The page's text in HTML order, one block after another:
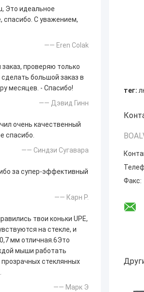
Это идеальное
спасибо. С уважением,
—— Eren Colak
заказ, проверяю только
большой заказ в
месяцев. - Спасибо!
—— Дэвид Гинн
очень качественный
спасибо.
—— Синдзи Сугавара
за супер-эффективный
—— Карн Р.
твои коньки UPE,
на стекле, и
мм отличная.6Это
мыши работать
стеклянных
—— Марк Э
тег:
Факс: